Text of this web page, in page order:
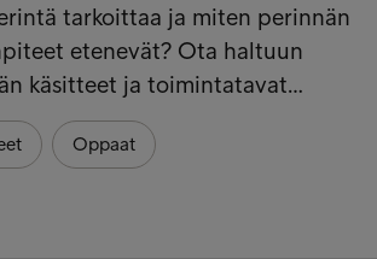
tarkoittaa ja miten perinnän
etenevät? Ota haltuun
käsitteet ja toimintatavat…
Oppaat